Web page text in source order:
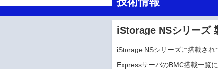
iStorage NSシリーズ
iStorage NSシリーズに搭載さ
ExpressサーバのBMC搭載一覧